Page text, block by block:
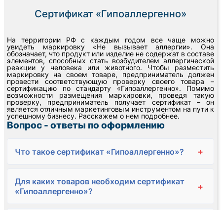
Сертификат «Гипоаллергенно»
На территории РФ с каждым годом все чаще можно
увидеть маркировку «Не вызывает аллергии». Она
обозначает, что продукт или изделие не содержат в составе
элементов, способных стать возбудителем аллергической
реакции у человека или животного. Чтобы разместить
маркировку на своем товаре, предприниматель должен
провести соответствующую проверку своего товара –
сертификацию по стандарту «Гипоаллергенно». Помимо
возможности размещения маркировки, проведя такую
проверку, предприниматель получает сертификат – он
является отличным маркетинговым инструментом на пути к
успешному бизнесу. Расскажем о нем подробнее.
Вопрос - ответы по оформлению
Что такое сертификат «Гипоаллергенно»? +
Для каких товаров необходим сертификат
«Гипоаллергенно»?
+